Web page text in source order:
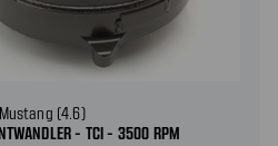
(4.6)
- TCI - 3500 RPM